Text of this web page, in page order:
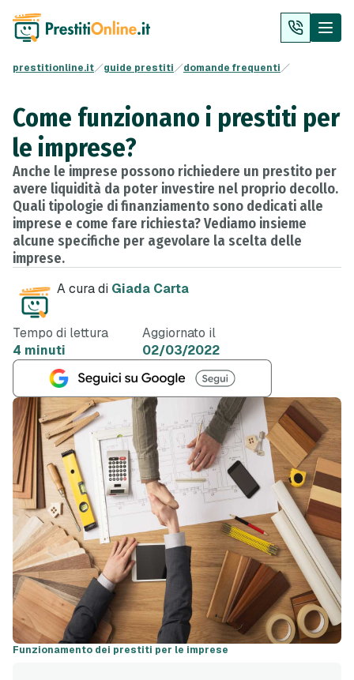
prestitionline.it guide prestiti domande frequenti
Come funzionano i prestiti per
le imprese?
Anche le imprese possono richiedere un prestito per
avere liquidità da poter investire nel proprio decollo.
Quali tipologie di finanziamento sono dedicati alle
imprese e come fare richiesta? Vediamo insieme
alcune specifiche per agevolare la scelta delle
imprese.
A cura di Giada Carta
Tempo di lettura
4 minuti
Aggiornato il
02/03/2022
Funzionamento dei prestiti per le imprese